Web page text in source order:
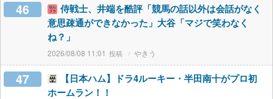
46
侍戦士、井端を酷評「競馬の話以外は会話がなく
意思疎通ができなかった」大谷「マジで笑わなく
ね？」
2026/08/08 11:01 やきう
47
【日本ハム】ドラ4ルーキー・半田南十がプロ初
ホームラン！！